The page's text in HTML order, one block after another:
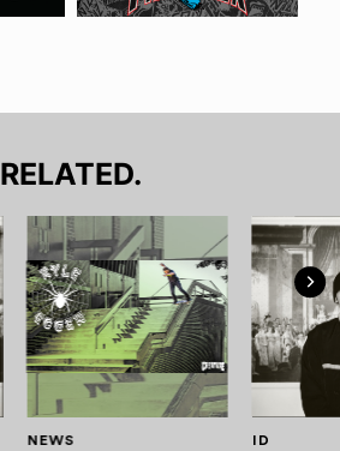
RELATED.
NEWS ID